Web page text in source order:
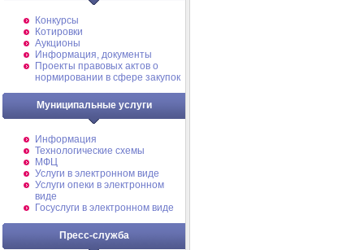
Конкурсы
Котировки
Аукционы
Информация, документы
Проекты правовых актов о
нормировании в сфере закупок
Муниципальные услуги
Информация
Технологические схемы
МФЦ
Услуги в электронном виде
Услуги опеки в электронном
виде
Госуслуги в электронном виде
Пресс-служба